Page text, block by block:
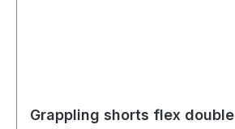
Grappling shorts flex double